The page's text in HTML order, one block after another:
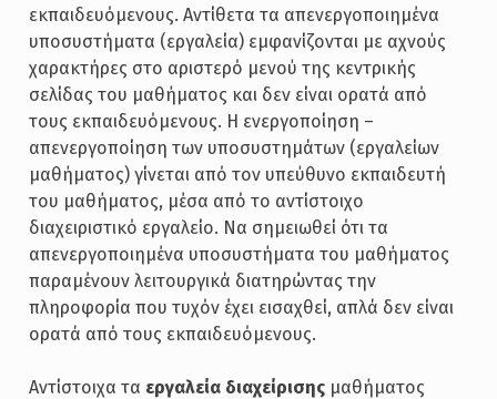
εκπαιδευόμενους. Αντίθετα τα απενεργοποιημένα
υποσυστήματα (εργαλεία) εμφανίζονται με αχνούς
χαρακτήρες στο αριστερό μενού της κεντρικής
σελίδας του μαθήματος και δεν είναι ορατά από
τους εκπαιδευόμενους. Η ενεργοποίηση –
απενεργοποίηση των υποσυστημάτων (εργαλείων
μαθήματος) γίνεται από τον υπεύθυνο εκπαιδευτή
του μαθήματος, μέσα από το αντίστοιχο
διαχειριστικό εργαλείο. Να σημειωθεί ότι τα
απενεργοποιημένα υποσυστήματα του μαθήματος
παραμένουν λειτουργικά διατηρώντας την
πληροφορία που τυχόν έχει εισαχθεί, απλά δεν είναι
ορατά από τους εκπαιδευόμενους.
Αντίστοιχα τα εργαλεία διαχείρισηςμαθήματος